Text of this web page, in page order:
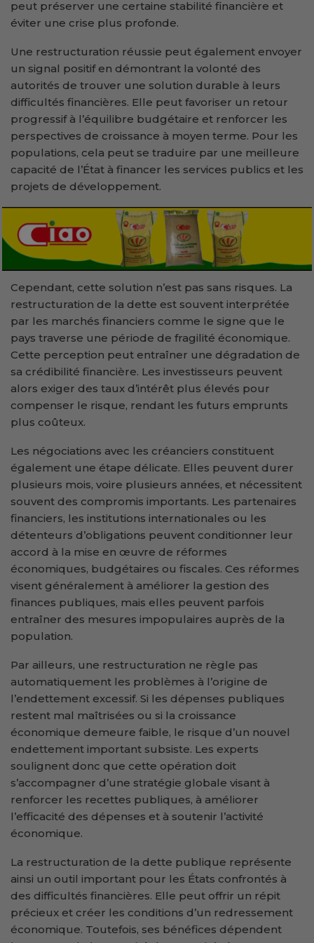
peut préserver une certaine stabilité financière et
éviter une crise plus profonde.
Une restructuration réussie peut également envoyer
un signal positif en démontrant la volonté des
autorités de trouver une solution durable à leurs
difficultés financières. Elle peut favoriser un retour
progressif à l’équilibre budgétaire et renforcer les
perspectives de croissance à moyen terme. Pour les
populations, cela peut se traduire par une meilleure
capacité de l’État à financer les services publics et les
projets de développement.
Cependant, cette solution n’est pas sans risques. La
restructuration de la dette est souvent interprétée
par les marchés financiers comme le signe que le
pays traverse une période de fragilité économique.
Cette perception peut entraîner une dégradation de
sa crédibilité financière. Les investisseurs peuvent
alors exiger des taux d’intérêt plus élevés pour
compenser le risque, rendant les futurs emprunts
plus coûteux.
Les négociations avec les créanciers constituent
également une étape délicate. Elles peuvent durer
plusieurs mois, voire plusieurs années, et nécessitent
souvent des compromis importants. Les partenaires
financiers, les institutions internationales ou les
détenteurs d’obligations peuvent conditionner leur
accord à la mise en œuvre de réformes
économiques, budgétaires ou fiscales. Ces réformes
visent généralement à améliorer la gestion des
finances publiques, mais elles peuvent parfois
entraîner des mesures impopulaires auprès de la
population.
Par ailleurs, une restructuration ne règle pas
automatiquement les problèmes à l’origine de
l’endettement excessif. Si les dépenses publiques
restent mal maîtrisées ou si la croissance
économique demeure faible, le risque d’un nouvel
endettement important subsiste. Les experts
soulignent donc que cette opération doit
s’accompagner d’une stratégie globale visant à
renforcer les recettes publiques, à améliorer
l’efficacité des dépenses et à soutenir l’activité
économique.
La restructuration de la dette publique représente
ainsi un outil important pour les États confrontés à
des difficultés financières. Elle peut offrir un répit
précieux et créer les conditions d’un redressement
économique. Toutefois, ses bénéfices dépendent